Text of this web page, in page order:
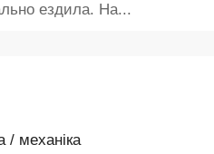
ездила. На...
/ механіка